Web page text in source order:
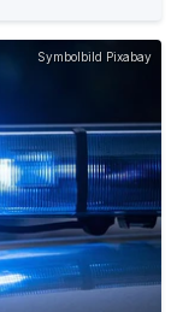
Symbolbild Pixabay